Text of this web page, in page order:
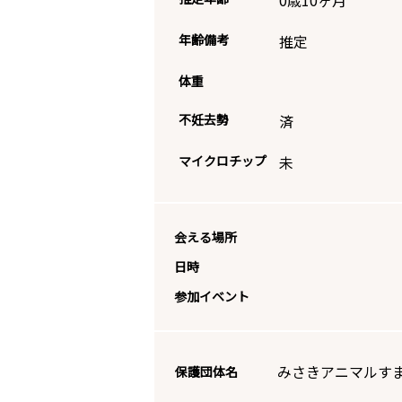
年齢備考 推定
体重
不妊去勢 済
マイクロチップ 未
会える場所
日時
参加イベント
保護団体名 みさきアニマルす